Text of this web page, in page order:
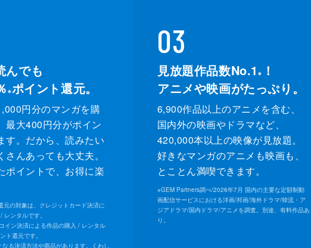
んでも
※ポイント還元。
円分のマンガを購
最大400円分がポイン
す。だから、読みたい
さんあっても大丈夫。
ポイントで、お得に楽
元の対象は、クレジットカード決済に
ンタルです。
イン決済による作品の購入 / レンタル
ト還元です。
なる決済方法や商品があります。くわし
03
見放題作品数No.1 ※
！
アニメや映画がたっぷり。
6,900作品以上のアニメを含む、
国内外の映画やドラマなど、
420,000本以上の映像が見放題。
好きなマンガのアニメも映画も、
とことん満喫できます。
※GEM Partners調べ/2026年7⽉ 国内の主要な定額制動
画配信サービスにおける洋画/邦画/海外ドラマ/韓流・ア
ジアドラマ/国内ドラマ/アニメを調査。別途、有料作品あ
り。